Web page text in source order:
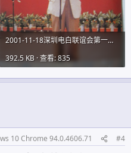
2001-11-18深圳电白联谊会第一期会刊图片01IMG_9731 (44).JPG
392.5 KB · 查看: 835
10 Chrome 94.0.4606.71 #4